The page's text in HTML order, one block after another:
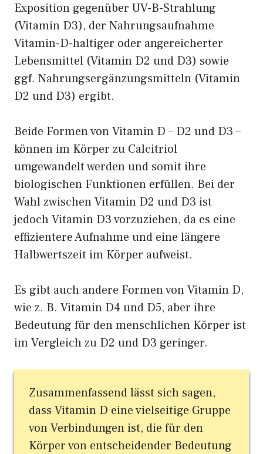
Exposition gegenüber UV-B-Strahlung
(Vitamin D3), der Nahrungsaufnahme
Vitamin-D-haltiger oder angereicherter
Lebensmittel (Vitamin D2 und D3) sowie
ggf. Nahrungsergänzungsmitteln (Vitamin
D2 und D3) ergibt.
Beide Formen von Vitamin D – D2 und D3 –
können im Körper zu Calcitriol
umgewandelt werden und somit ihre
biologischen Funktionen erfüllen. Bei der
Wahl zwischen Vitamin D2 und D3 ist
jedoch Vitamin D3 vorzuziehen, da es eine
effizientere Aufnahme und eine längere
Halbwertszeit im Körper aufweist.
Es gibt auch andere Formen von Vitamin D,
wie z. B. Vitamin D4 und D5, aber ihre
Bedeutung für den menschlichen Körper ist
im Vergleich zu D2 und D3 geringer.
Zusammenfassend lässt sich sagen,
dass Vitamin D eine vielseitige Gruppe
von Verbindungen ist, die für den
Körper von entscheidender Bedeutung